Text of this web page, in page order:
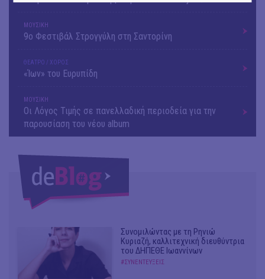
ΜΟΥΣΙΚΗ
9o Φεστιβάλ Στρογγύλη στη Σαντορίνη
ΘΕΑΤΡΟ / ΧΟΡΟΣ
«Ίων» του Ευρυπίδη
ΜΟΥΣΙΚΗ
Οι Λόγος Τιμής σε πανελλαδική περιοδεία για την
παρουσίαση του νέου album
Συνομιλώντας με τη Ρηνιώ
Κυριαζή, καλλιτεχνική διευθύντρια
του ΔΗΠΕΘΕ Ιωαννίνων
#ΣΥΝΕΝΤΕΥΞΕΙΣ